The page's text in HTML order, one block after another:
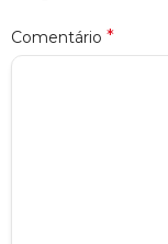
Comentário *